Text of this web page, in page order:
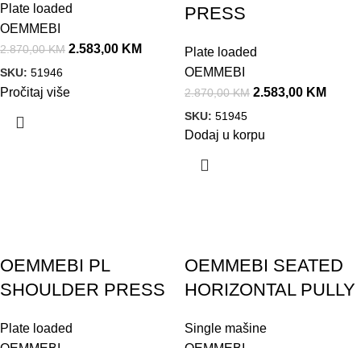
Plate loaded
OEMMEBI
2.870,00KM 2.583,00 KM
SKU: 51946
Pročitaj više
PRESS
Plate loaded
OEMMEBI
2.870,00KM 2.583,00 KM
SKU: 51945
Dodaj u korpu
OEMMEBI PL
SHOULDER PRESS
Plate loaded
OEMMEBI SEATED
HORIZONTAL PULLY
Single mašine